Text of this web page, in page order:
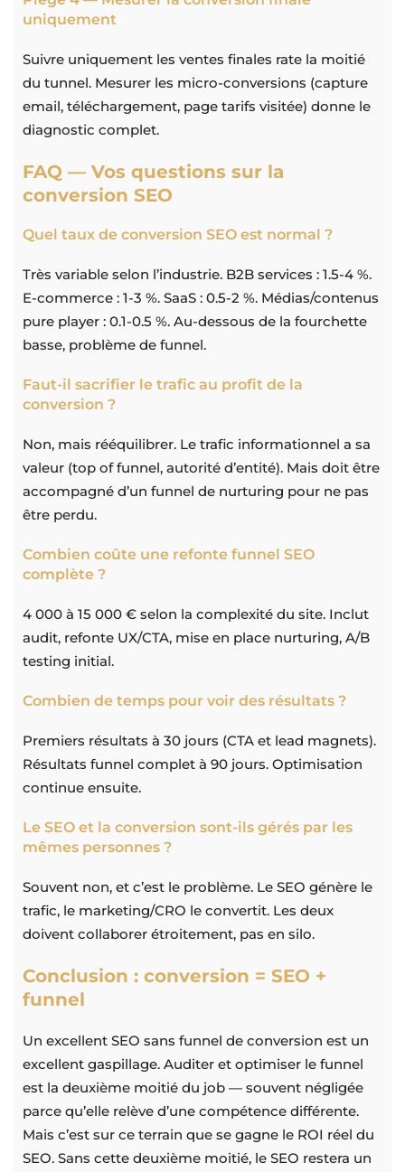
uniquement
Suivre uniquement les ventes finales rate la moitié
du tunnel. Mesurer les micro-conversions (capture
email, téléchargement, page tarifs visitée) donne le
diagnostic complet.
FAQ — Vos questions sur la
conversion SEO
Quel taux de conversion SEO est normal ?
Très variable selon l’industrie. B2B services : 1.5-4 %.
E-commerce : 1-3 %. SaaS : 0.5-2 %. Médias/contenus
pure player : 0.1-0.5 %. Au-dessous de la fourchette
basse, problème de funnel.
Faut-il sacrifier le trafic au profit de la
conversion ?
Non, mais rééquilibrer. Le trafic informationnel a sa
valeur (top of funnel, autorité d’entité). Mais doit être
accompagné d’un funnel de nurturing pour ne pas
être perdu.
Combien coûte une refonte funnel SEO
complète ?
4 000 à 15 000 € selon la complexité du site. Inclut
audit, refonte UX/CTA, mise en place nurturing, A/B
testing initial.
Combien de temps pour voir des résultats ?
Premiers résultats à 30 jours (CTA et lead magnets).
Résultats funnel complet à 90 jours. Optimisation
continue ensuite.
Le SEO et la conversion sont-ils gérés par les
mêmes personnes ?
Souvent non, et c’est le problème. Le SEO génère le
trafic, le marketing/CRO le convertit. Les deux
doivent collaborer étroitement, pas en silo.
Conclusion : conversion = SEO +
funnel
Un excellent SEO sans funnel de conversion est un
excellent gaspillage. Auditer et optimiser le funnel
est la deuxième moitié du job — souvent négligée
parce qu’elle relève d’une compétence différente.
Mais c’est sur ce terrain que se gagne le ROI réel du
SEO. Sans cette deuxième moitié, le SEO restera un